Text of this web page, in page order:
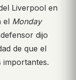
Liverpool en
el Monday
dijo
de que el
importantes.